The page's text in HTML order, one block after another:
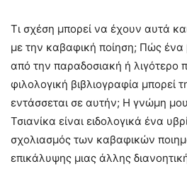
Τι σχέση μπορεί να έχουν αυτά
με την καβαφική ποίηση; Πώς ένα
από την παραδοσιακή ή λιγότερο
φιλολογική βιβλιογραφία μπορεί
εντάσσεται σε αυτήν; Η γνώμη μου
Τσιανίκα είναι ειδολογικά ένα
σχολιασμός των καβαφικών
επικάλυψης μιας άλλης